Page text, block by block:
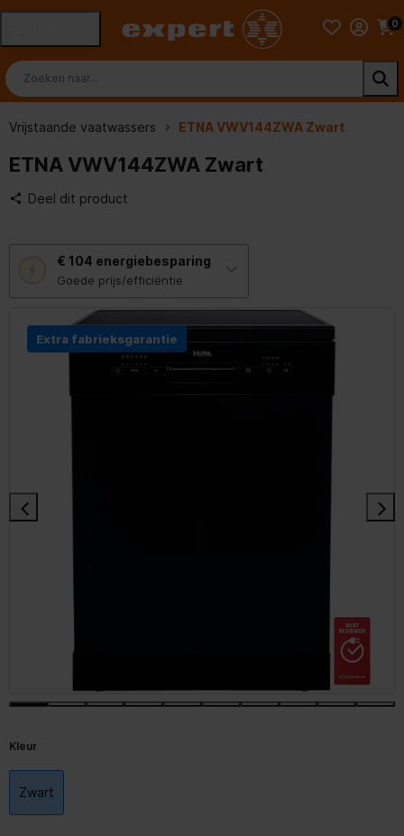
0
Vrijstaande vaatwassers ETNA VWV144ZWA Zwart
ETNA VWV144ZWA Zwart
Deel dit product
€ 104 energiebesparing
Goede prijs/efficiëntie
deze
knop
opent
tool
voor
energiebesparing.
Extra fabrieksgarantie
Kleur
Zwart